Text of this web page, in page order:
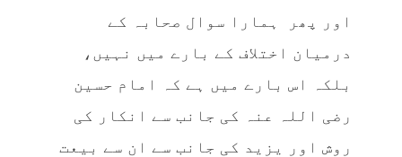
اور پھر ہمارا سوال صحابہ کے
درمیان اختلاف کے بارے میں نہیں،
بلکہ اس بارے میں ہے کہ امام حسین
رضی اللہ عنہ کی جانب سے انکار کی
روش اور یزید کی جانب سے ان سے بیعت